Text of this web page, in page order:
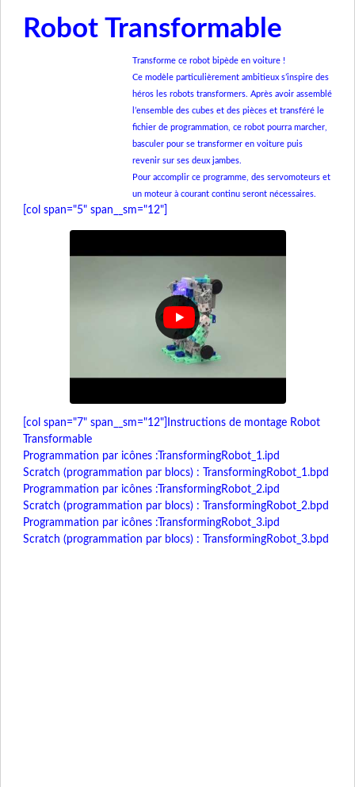
Robot Transformable
Transforme ce robot bipède en voiture !
Ce modèle particulièrement ambitieux s’inspire des
héros les robots transformers. Après avoir assemblé
l’ensemble des cubes et des pièces et transféré le
fichier de programmation, ce robot pourra marcher,
basculer pour se transformer en voiture puis
revenir sur ses deux jambes.
Pour accomplir ce programme, des servomoteurs et
un moteur à courant continu seront nécessaires.
[col span="5" span__sm="12"]
[col span="7" span__sm="12"]
Instructions de montage Robot
Transformable
Programmation par icônes :TransformingRobot_1.ipd
Scratch (programmation par blocs) : TransformingRobot_1.bpd
Programmation par icônes :TransformingRobot_2.ipd
Scratch (programmation par blocs) : TransformingRobot_2.bpd
Programmation par icônes :TransformingRobot_3.ipd
Scratch (programmation par blocs) : TransformingRobot_3.bpd